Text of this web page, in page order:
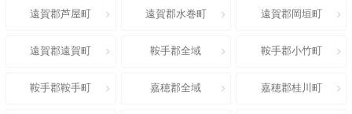
遠賀郡芦屋町 遠賀郡水巻町 遠賀郡岡垣町
遠賀郡遠賀町 鞍手郡全域 鞍手郡小竹町
鞍手郡鞍手町 嘉穂郡全域 嘉穂郡桂川町